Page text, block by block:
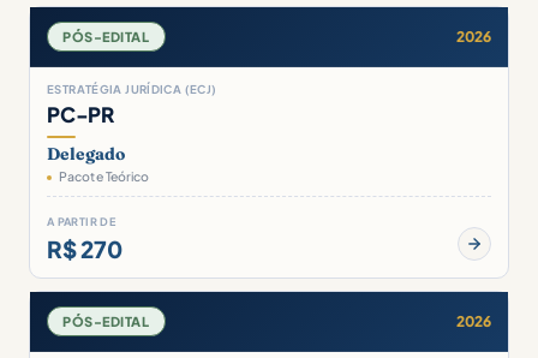
PÓS-EDITAL 2026
ESTRATÉGIA JURÍDICA (ECJ)
PC-PR
Delegado
Pacote Teórico
A PARTIR DE
R$ 270
PÓS-EDITAL 2026